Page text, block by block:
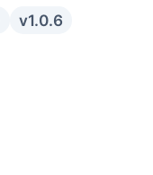
v1.0.6